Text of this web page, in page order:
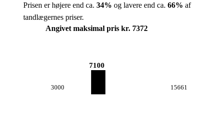
Prisen er højere end ca. 34% og lavere end ca. 66% af
tandlægernes priser.
Angivet maksimal pris kr. 7372
3000
7100
15661